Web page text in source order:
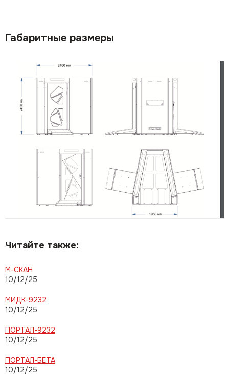
Габаритные размеры
Читайте также:
М-СКАН
10/12/25
МИДК-9232
10/12/25
ПОРТАЛ-9232
10/12/25
ПОРТАЛ-БЕТА
10/12/25